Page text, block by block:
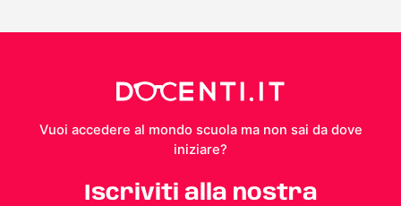
Vuoi accedere al mondo scuola ma non sai da dove
iniziare?
Iscriviti alla nostra